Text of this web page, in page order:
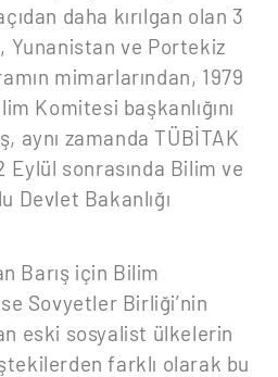
daha kırılgan olan 3
Yunanistan ve Portekiz
mimarlarından, 1979
Komitesi başkanlığını
aynı zamanda TÜBİTAK
Eylül sonrasında Bilim ve
Devlet Bakanlığı
Barış için Bilim
Sovyetler Birliği’nin
eski sosyalist ülkelerin
farklı olarak bu